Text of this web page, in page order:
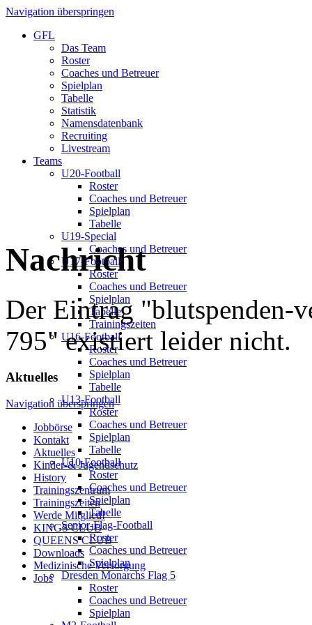
Navigation überspringen
GFL
Das Team
Roster
Coaches und Betreuer
Spielplan
Tabelle
Statistik
Namensdatenbank
Recruiting
Livestream
Teams
U20-Football
Roster
Coaches und Betreuer
Spielplan
Tabelle
U19-Special
Coaches und Betreuer
U17-Football
Roster
Coaches und Betreuer
Spielplan
Tabelle
Trainingszeiten
U16-Football
Roster
Coaches und Betreuer
Spielplan
Tabelle
U13-Football
Roster
Coaches und Betreuer
Spielplan
Tabelle
U10-Football
Roster
Coaches und Betreuer
Spielplan
Tabelle
Senior-Flag-Football
Roster
Coaches und Betreuer
Spielplan
Dresden Monarchs Flag 5
Roster
Coaches und Betreuer
Spielplan
Nachricht
Der Eintrag "blutspenden-
795" existiert leider nicht.
Aktuelles
Navigation überspringen
Jobbörse
Kontakt
Aktuelles
Kinder-& Jugendschutz
History
Trainingszentrum
Trainingszeiten
Werde Mitglied!
KINGS CLUB
QUEENS CLUB
Downloads
Medizinische Versorgung
Jobs